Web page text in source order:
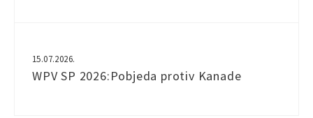
15.07.2026.
WPV SP 2026:Pobjeda protiv Kanade